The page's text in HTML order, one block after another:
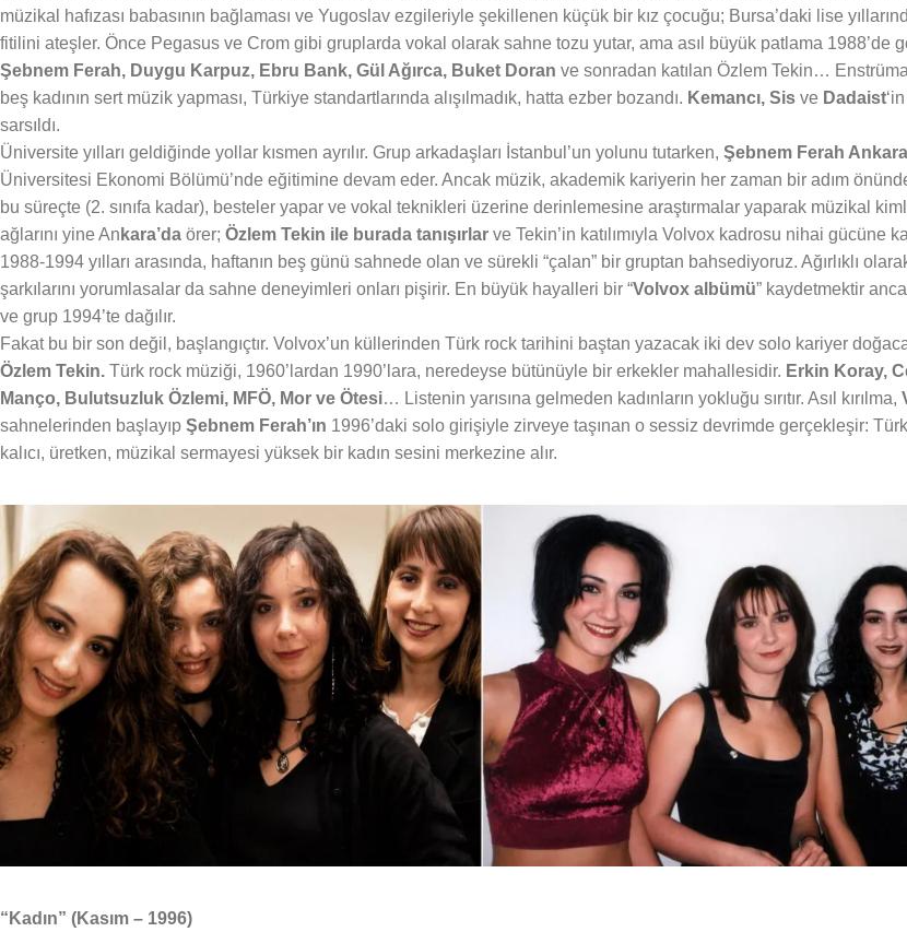
müzikal hafızası babasının bağlaması ve Yugoslav ezgileriyle şekillenen küçük bir kız çocuğu; Bursa’daki lise
fitilini ateşler. Önce Pegasus ve Crom gibi gruplarda vokal olarak sahne tozu yutar, ama asıl büyük patlama 1988’de
Şebnem Ferah, Duygu Karpuz, Ebru Bank, Gül Ağırca, Buket Doran ve sonradan katılan Özlem Tekin…
beş kadının sert müzik yapması, Türkiye standartlarında alışılmadık, hatta ezber bozandı. Kemancı, Sis ve Dadaist
sarsıldı.
Üniversite yılları geldiğinde yollar kısmen ayrılır. Grup arkadaşları İstanbul’un yolunu tutarken, Şebnem Ferah
Üniversitesi Ekonomi Bölümü’nde eğitimine devam eder. Ancak müzik, akademik kariyerin her zaman bir adım
bu süreçte (2. sınıfa kadar), besteler yapar ve vokal teknikleri üzerine derinlemesine araştırmalar yaparak müzikal
ağlarını yine An kara’da örer; Özlem Tekin ile burada tanışırlar ve Tekin’in katılımıyla Volvox kadrosu nihai gücüne
1988-1994 yılları arasında, haftanın beş günü sahnede olan ve sürekli “çalan” bir gruptan bahsediyoruz. Ağırlıklı
şarkılarını yorumlasalar da sahne deneyimleri onları pişirir. En büyük hayalleri bir “Volvox albümü” kaydetmektir
ve grup 1994’te dağılır.
Fakat bu bir son değil, başlangıçtır. Volvox’un küllerinden Türk rock tarihini baştan yazacak iki dev solo kariyer
Özlem Tekin. Türk rock müziği, 1960’lardan 1990’lara, neredeyse bütünüyle bir erkekler mahallesidir. Erkin Koray,
Manço, Bulutsuzluk Özlemi, MFÖ, Mor ve Ötesi… Listenin yarısına gelmeden kadınların yokluğu sırıtır. Asıl kırılma,
sahnelerinden başlayıp Şebnem Ferah’ın 1996’daki solo girişiyle zirveye taşınan o sessiz devrimde gerçekleşir:
kalıcı, üretken, müzikal sermayesi yüksek bir kadın sesini merkezine alır.
“Kadın” (Kasım – 1996)